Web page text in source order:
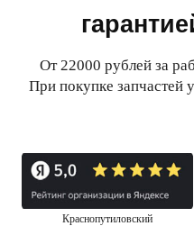
От 22000 рублей за
При покупке запчастей
Краснопутиловский